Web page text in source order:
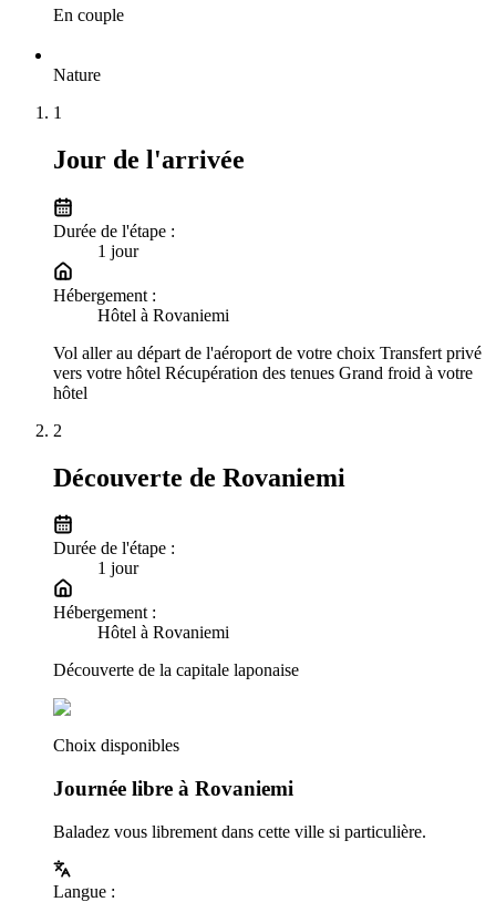
En couple
Nature
1
Jour de l'arrivée
Durée de l'étape :
1 jour
Hébergement :
Hôtel à Rovaniemi
Vol aller au départ de l'aéroport de votre choix Transfert privé
vers votre hôtel Récupération des tenues Grand froid à votre
hôtel
2
Découverte de Rovaniemi
Durée de l'étape :
1 jour
Hébergement :
Hôtel à Rovaniemi
Découverte de la capitale laponaise
Choix disponibles
Journée libre à Rovaniemi
Baladez vous librement dans cette ville si particulière.
Langue :